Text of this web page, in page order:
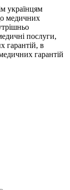
українцям
медичних
послуги,
гарантій, в
гарантій